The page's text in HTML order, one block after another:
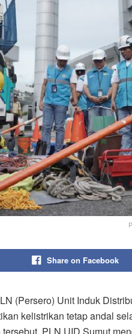
Share on Facebook
(Persero) Unit Induk
kelistrikan tetap andal